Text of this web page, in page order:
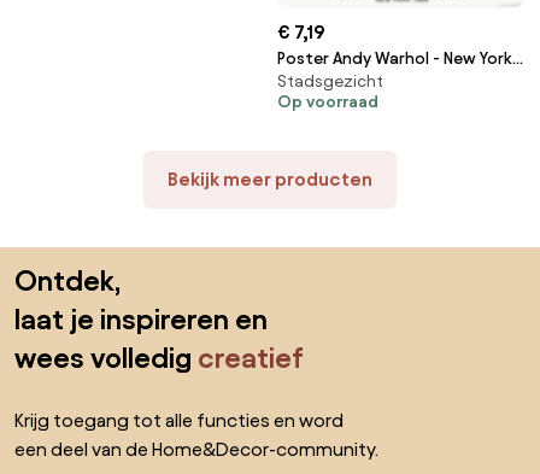
€ 7,19
Poster Andy Warhol - New York
1965
Stadsgezicht
Op voorraad
Bekijk meer producten
Ontdek,
laat je inspireren en
wees volledig creatief
Krijg toegang tot alle functies en word
een deel van de Home&Decor-community.